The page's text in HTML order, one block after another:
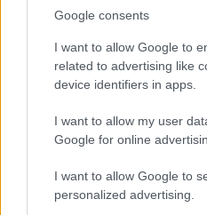
Google consents
I want to allow Google to
related to advertising like
device identifiers in apps.
I want to allow my user
Google for online
I want to allow Google to
personalized advertising.
só, bors (ízlés szerint)
burgonya (0,5-1 kiló,
Így készül